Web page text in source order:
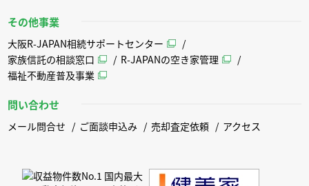
その他事業
大阪R-JAPAN相続サポートセンター
家族信託の相談窓口
R-JAPANの空き家管理
福祉不動産普及事業
問い合わせ
メール問合せ ご面談申込み 売却査定依頼 アクセス